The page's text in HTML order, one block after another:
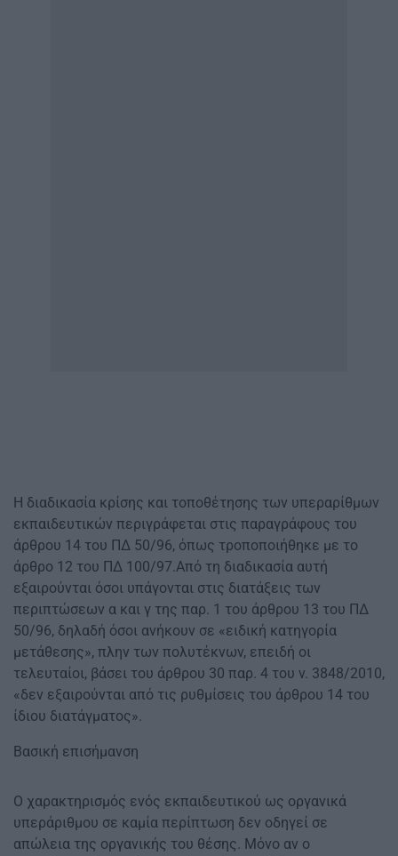
Η διαδικασία κρίσης και τοποθέτησης των υπεραρίθμων
εκπαιδευτικών περιγράφεται στις παραγράφους του
άρθρου 14 του ΠΔ 50/96, όπως τροποποιήθηκε με το
άρθρο 12 του ΠΔ 100/97.Από τη διαδικασία αυτή
εξαιρούνται όσοι υπάγονται στις διατάξεις των
περιπτώσεων α και γ της παρ. 1 του άρθρου 13 του ΠΔ
50/96, δηλαδή όσοι ανήκουν σε «ειδική κατηγορία
μετάθεσης», πλην των πολυτέκνων, επειδή οι
τελευταίοι, βάσει του άρθρου 30 παρ. 4 του ν. 3848/2010,
«δεν εξαιρούνται από τις ρυθμίσεις του άρθρου 14 του
ίδιου διατάγματος».
Βασική επισήμανση
Ο χαρακτηρισμός ενός εκπαιδευτικού ως οργανικά
υπεράριθμου σε καμία περίπτωση δεν οδηγεί σε
απώλεια της οργανικής του θέσης. Μόνο αν ο